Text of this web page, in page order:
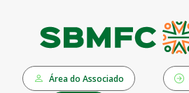
Área do Associado